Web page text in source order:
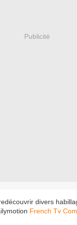
Publicité
divers
French Tv